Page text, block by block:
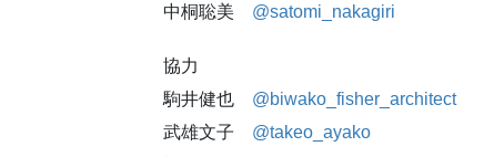
中桐聡美 @satomi_nakagiri
協力
駒井健也 @biwako_fisher_architect
武雄文子 @takeo_ayako